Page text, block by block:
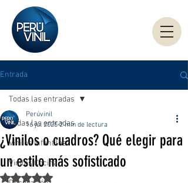
Entrada
Todas las entradas
Vinilos Infantiles
Vinilos Cocina
Todas las entradas
¿Vinilos o cuadros? Qué elegir para
un estilo más sofisticado
Perúvinil
16 jul 2025 2 min de lectura
Obtuvo NaN de 5 estrellas.